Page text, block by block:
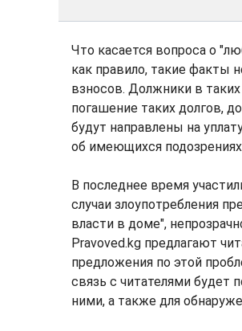
Что касается вопроса о
как правило, такие факты
взносов. Должники в
погашение таких долгов,
будут направлены на
об имеющихся
В последнее время
случаи злоупотребления
власти в доме",
Pravoved.kg предлагают
предложения по этой
связь с читателями будет
ними, а также для